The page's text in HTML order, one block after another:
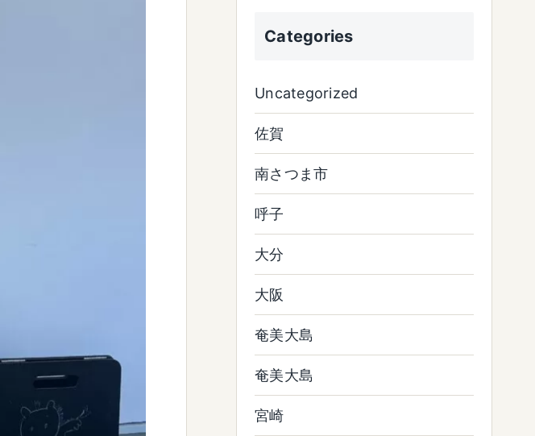
Categories
Uncategorized
佐賀
南さつま市
呼子
大分
大阪
奄美大島
奄美大島
宮崎